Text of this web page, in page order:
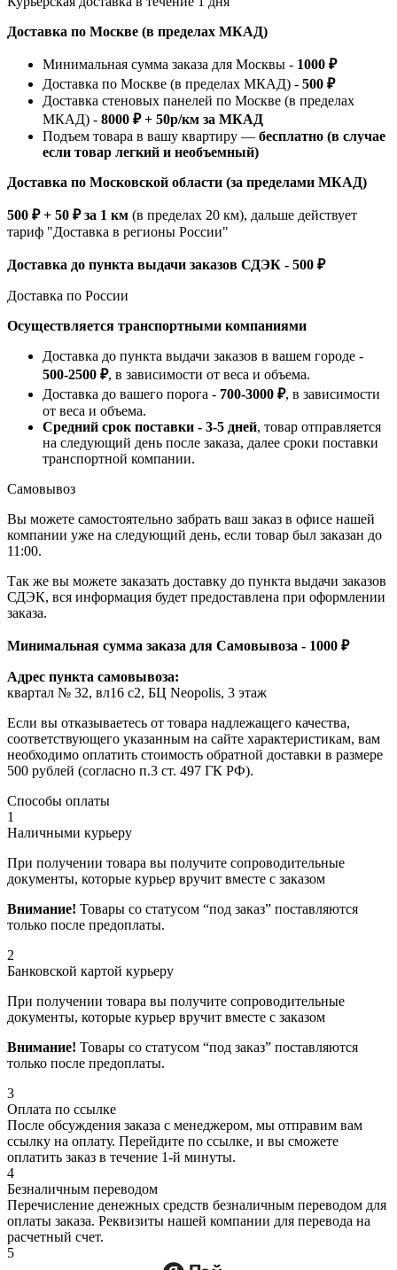
Доставка по Москве (в пределах МКАД)
Минимальная сумма заказа для Москвы - 1000 ₽
Доставка по Москве (в пределах МКАД) - 500 ₽
Доставка стеновых панелей по Москве (в пределах
МКАД) - 8000 ₽ + 50р/км за МКАД
Подъем товара в вашу квартиру — бесплатно (в случае
если товар легкий и необъемный)
Доставка по Московской области (за пределами МКАД)
500 ₽ + 50 ₽ за 1 км (в пределах 20 км), дальше действует
тариф "Доставка в регионы России"
Доставка до пункта выдачи заказов СДЭК - 500 ₽
Доставка по России
Осуществляется транспортными компаниями
Доставка до пункта выдачи заказов в вашем городе -
500-2500 ₽, в зависимости от веса и объема.
Доставка до вашего порога - 700-3000 ₽, в зависимости
от веса и объема.
Средний срок поставки - 3-5 дней, товар отправляется
на следующий день после заказа, далее сроки поставки
транспортной компании.
Самовывоз
Вы можете самостоятельно забрать ваш заказ в офисе нашей
компании уже на следующий день, если товар был заказан до
11:00.
Так же вы можете заказать доставку до пункта выдачи заказов
СДЭК, вся информация будет предоставлена при оформлении
заказа.
Минимальная сумма заказа для Самовывоза - 1000 ₽
Адрес пункта самовывоза:
квартал № 32, вл16 с2, БЦ Neopolis, 3 этаж
Если вы отказываетесь от товара надлежащего качества,
соответствующего указанным на сайте характеристикам, вам
необходимо оплатить стоимость обратной доставки в размере
500 рублей (согласно п.3 ст. 497 ГК РФ).
Способы оплаты
1
Наличными курьеру
При получении товара вы получите сопроводительные
документы, которые курьер вручит вместе с заказом
Внимание! Товары со статусом “под заказ” поставляются
только после предоплаты.
2
Банковской картой курьеру
При получении товара вы получите сопроводительные
документы, которые курьер вручит вместе с заказом
Внимание! Товары со статусом “под заказ” поставляются
только после предоплаты.
3
Оплата по ссылке
После обсуждения заказа с менеджером, мы отправим вам
ссылку на оплату. Перейдите по ссылке, и вы сможете
оплатить заказ в течение 1-й минуты.
4
Безналичным переводом
Перечисление денежных средств безналичным переводом для
оплаты заказа. Реквизиты нашей компании для перевода на
расчетный счет.
5